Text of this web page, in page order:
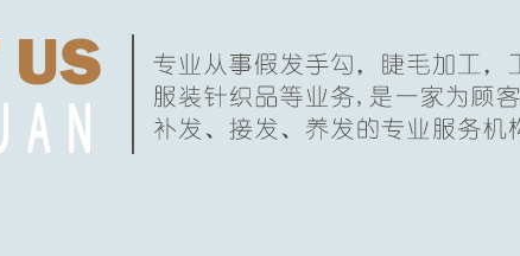
联系我们 浙江真人发接发
浙江假发配件